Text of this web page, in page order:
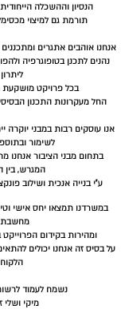
הנסיון וההשכלה
תורמת גם למיצוי
אנחנו אוהבים אתגרים
נהנים לתכנן בטופוגרפיה
ליתרון
בכל פרויקט מושקעת
החל מעקרונות התכנון
אנו עוסקים רבות במבני יוקרה
לשימור
בתחום מבני הציבור אנחנו
המגרש, בין
ע"י בנייה אנכית ושילוב
במשרדנו תמצאו יחס אישי
ומהירות בקידום
על בסיס זה אנחנו יכולים
הלקוח
נשמח לעמוד
מיקי ושלי